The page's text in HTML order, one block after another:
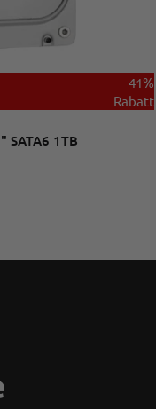
41%
Rabatt
SATA6 1TB